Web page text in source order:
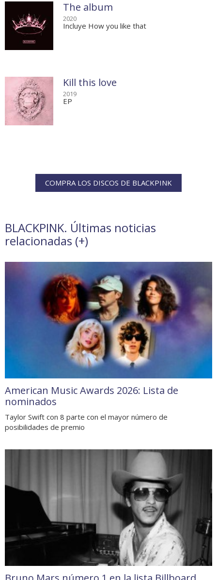
The album
2020
Incluye How you like that
Kill this love
2019
EP
COMPRA LOS DISCOS DE BLACKPINK
BLACKPINK. Últimas noticias
relacionadas (+)
American Music Awards 2026: Lista de
nominados
Taylor Swift con 8 parte con el mayor número de
posibilidades de premio